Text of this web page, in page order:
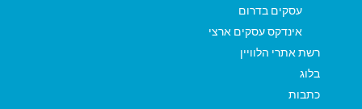
עסקים בדרום
אינדקס עסקים ארצי
רשת אתרי הלוויין
בלוג
כתבות